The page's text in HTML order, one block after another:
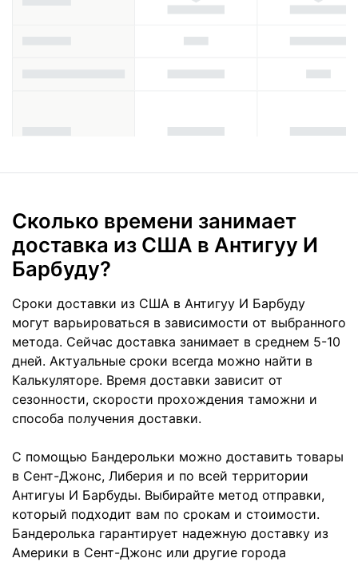
Сколько времени занимает
доставка из США в Антигуу И
Барбуду?
Сроки доставки из США в Антигуу И Барбуду
могут варьироваться в зависимости от выбранного
метода. Сейчас доставка занимает в среднем 5-10
дней. Актуальные сроки всегда можно найти в
Калькуляторе. Время доставки зависит от
сезонности, скорости прохождения таможни и
способа получения доставки.
С помощью Бандерольки можно доставить товары
в Сент-Джонс, Либерия и по всей территории
Антигуы И Барбуды. Выбирайте метод отправки,
который подходит вам по срокам и стоимости.
Бандеролька гарантирует надежную доставку из
Америки в Сент-Джонс или другие города